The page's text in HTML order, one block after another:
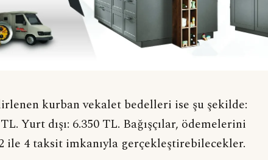
kurban vekalet bedelleri ise şu şekilde:
Yurt dışı: 6.350 TL. Bağışçılar, ödemelerini
ile 4 taksit imkanıyla gerçekleştirebilecekler.